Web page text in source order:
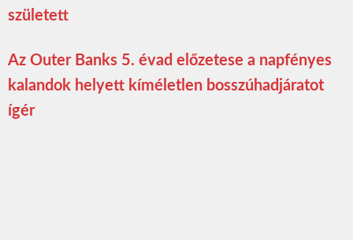
született
Az Outer Banks 5. évad előzetese a napfényes
kalandok helyett kíméletlen bosszúhadjáratot
ígér